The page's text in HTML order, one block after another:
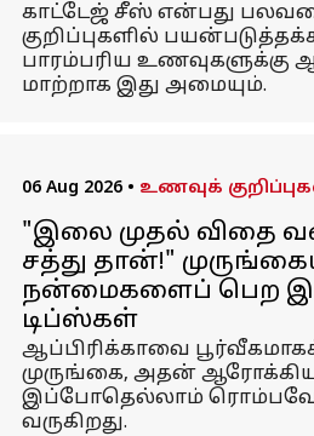
காட்டேஜ் சீஸ் என்பது
குறிப்புகளில்
பாரம்பரிய உணவுகளுக்கு
மாற்றாக இது அமையும்.
06 Aug 2026 • உணவுக்
"இலை முதல் விதை
சத்து தான்!"
நன்மைகளைப் பெற
டிப்ஸ்கள்
ஆப்பிரிக்காவை
முருங்கை, அதன்
இப்போதெல்லாம் ரொம்பவே
வருகிறது.